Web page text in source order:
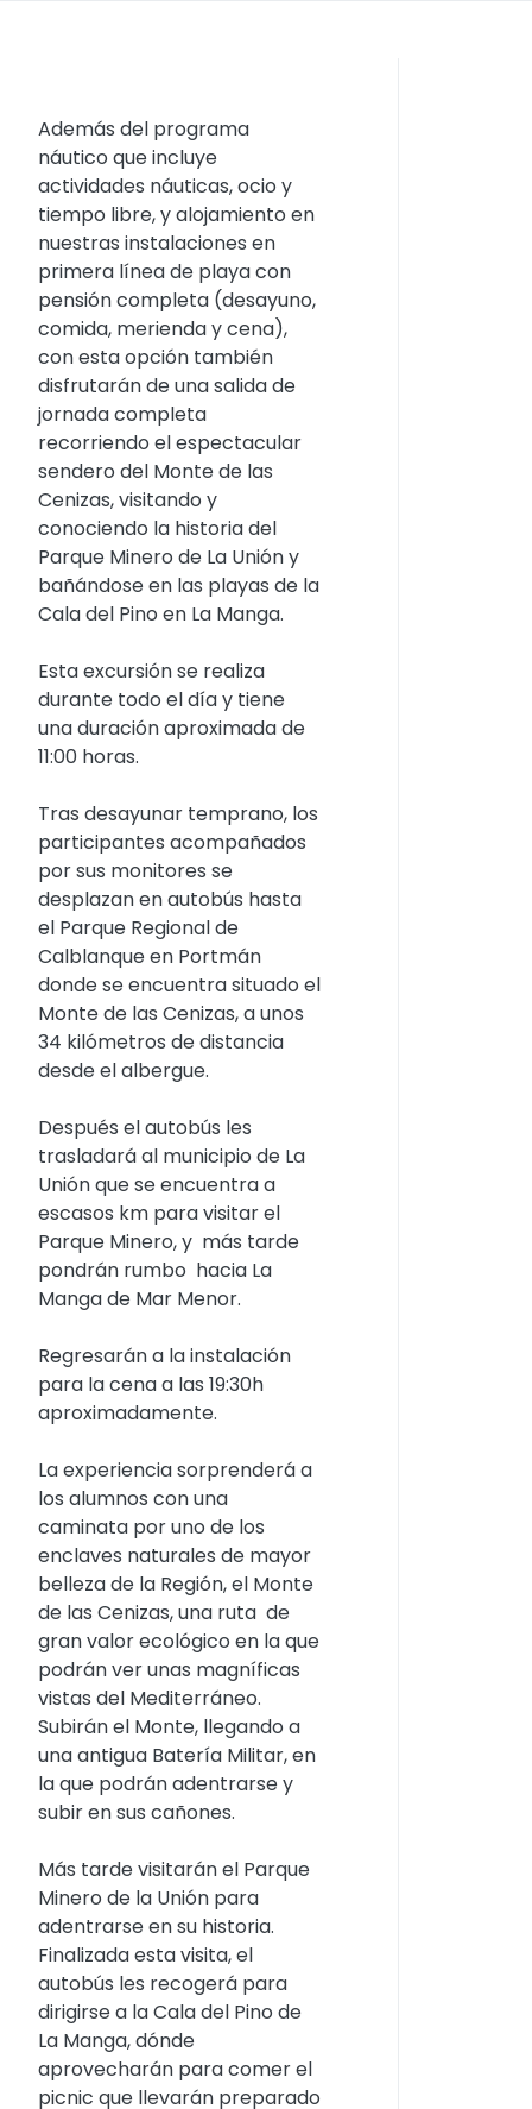
Además del programa
náutico que incluye
actividades náuticas, ocio y
tiempo libre, y alojamiento en
nuestras instalaciones en
primera línea de playa con
pensión completa (desayuno,
comida, merienda y cena),
con esta opción también
disfrutarán de una salida de
jornada completa
recorriendo el espectacular
sendero del Monte de las
Cenizas, visitando y
conociendo la historia del
Parque Minero de La Unión y
bañándose en las playas de la
Cala del Pino en La Manga.
Esta excursión se realiza
durante todo el día y tiene
una duración aproximada de
11:00 horas.
Tras desayunar temprano, los
participantes acompañados
por sus monitores se
desplazan en autobús hasta
el Parque Regional de
Calblanque en Portmán
donde se encuentra situado el
Monte de las Cenizas, a unos
34 kilómetros de distancia
desde el albergue.
Después el autobús les
trasladará al municipio de La
Unión que se encuentra a
escasos km para visitar el
Parque Minero, y más tarde
pondrán rumbo hacia La
Manga de Mar Menor.
Regresarán a la instalación
para la cena a las 19:30h
aproximadamente.
La experiencia sorprenderá a
los alumnos con una
caminata por uno de los
enclaves naturales de mayor
belleza de la Región, el Monte
de las Cenizas, una ruta de
gran valor ecológico en la que
podrán ver unas magníficas
vistas del Mediterráneo.
Subirán el Monte, llegando a
una antigua Batería Militar, en
la que podrán adentrarse y
subir en sus cañones.
Más tarde visitarán el Parque
Minero de la Unión para
adentrarse en su historia.
Finalizada esta visita, el
autobús les recogerá para
dirigirse a la Cala del Pino de
La Manga, dónde
aprovecharán para comer el
picnic que llevarán preparado